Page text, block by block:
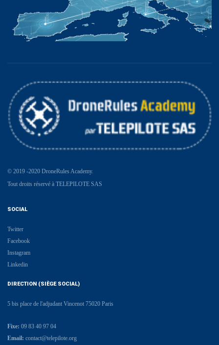
© 2019 -2020 DroneRules Academy.
Tout droits réservé à TELEPILOTE SAS
SOCIAL
Twitter
Facebook
Instagram
Linkedin
DIRECTION (SIÈGE SOCIAL)
5 bis place de l'adjudant Vincenot 75020 Paris
Fixe: 09 83 40 97 04
Email: contact@telepilote.org